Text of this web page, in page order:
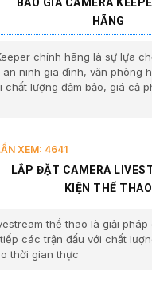
HÃNG
chính hãng là sự lựa
ninh gia đình, văn phòng
chất lượng đảm bảo, giá cả
XEM: 4641
LẮP ĐẶT CAMERA
KIỆN THỂ THAO
thể thao là giải pháp
các trận đấu với chất
thời gian thực